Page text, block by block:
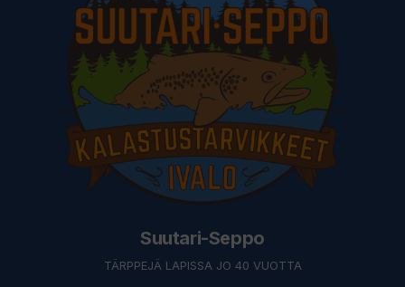
Suutari-Seppo
TÄRPPEJÄ LAPISSA JO 40 VUOTTA